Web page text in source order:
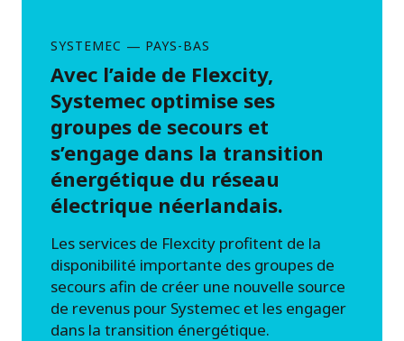
SYSTEMEC — PAYS-BAS
Avec l’aide de Flexcity,
Systemec optimise ses
groupes de secours et
s’engage dans la transition
énergétique du réseau
électrique néerlandais.
Les services de Flexcity profitent de la
disponibilité importante des groupes de
secours afin de créer une nouvelle source
de revenus pour Systemec et les engager
dans la transition énergétique.